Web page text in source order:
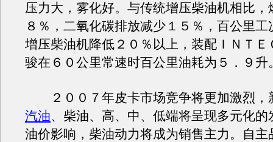
压力大，雾化好。与传统增压柴油机相比，
８％，二氧化碳排放减少１５％，百公里
增压柴油机降低２０％以上，装配ＩＮＴＥ
骏在６０公里常速时百公里油耗为５．９升
２００７年皮卡市场竞争将更加激烈，
汽油、柴油、高、中、低端将呈现多元化的
油价影响，柴油动力将成为销售主力。自主